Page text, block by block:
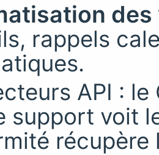
des
rappels
API : le
support voit
récupère